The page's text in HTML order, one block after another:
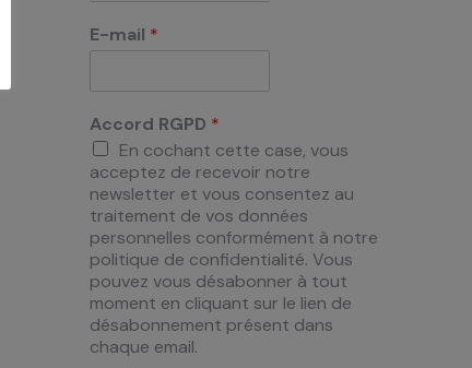
E-mail *
Accord RGPD *
En cochant cette case, vous
acceptez de recevoir notre
newsletter et vous consentez au
traitement de vos données
personnelles conformément à notre
politique de confidentialité. Vous
pouvez vous désabonner à tout
moment en cliquant sur le lien de
désabonnement présent dans
chaque email.